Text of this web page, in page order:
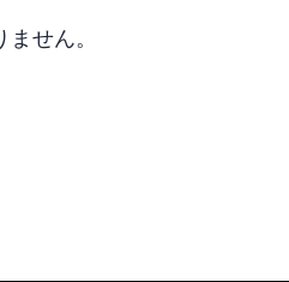
ド
ド
せん。